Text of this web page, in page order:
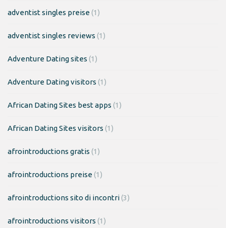
adventist singles preise(1)
adventist singles reviews (1)
Adventure Dating sites (1)
Adventure Dating visitors (1)
African Dating Sites best apps (1)
African Dating Sites visitors (1)
afrointroductions gratis (1)
afrointroductions preise(1)
afrointroductions sito di incontri(3)
afrointroductions visitors (1)